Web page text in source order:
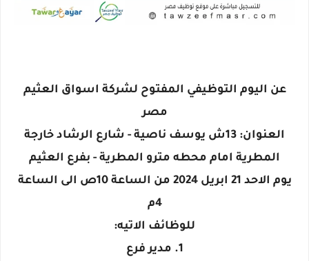
عن اليوم التوظيفي المفتوح لشركة اسواق العثيم
مصر
العنوان: 13ش يوسف ناصية - شارع الرشاد خارجة
المطرية امام محطه مترو المطرية - بفرع العثيم
يوم الاحد 21 ابريل 2024 من الساعة 10ص الى الساعة
4م
للوظائف الاتيه:
1. مدير فرع